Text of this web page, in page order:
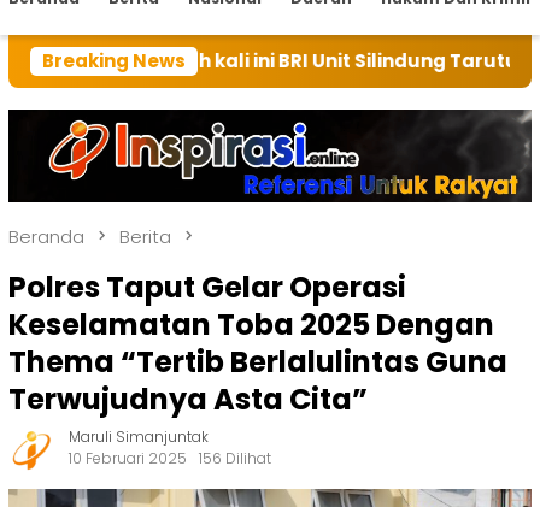
Breaking News
kali ini BRI Unit Silindung Tarutung Ingatkan
Beranda Berita
Polres Taput Gelar Operasi
Keselamatan Toba 2025 Dengan
Thema “Tertib Berlalulintas Guna
Terwujudnya Asta Cita”
Maruli Simanjuntak
10 Februari 2025
156 Dilihat